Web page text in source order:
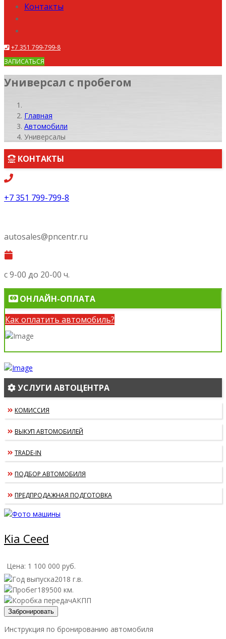
Контакты
+7 351 799-799-8
ЗАПИСАТЬСЯ
Универсал с пробегом
Главная
Автомобили
Универсалы
КОНТАКТЫ
+7 351 799-799-8
autosales@pncentr.ru
с 9-00 до 20-00 ч.
ОНЛАЙН-ОПЛАТА
Как оплатить автомобиль?
УСЛУГИ АВТОЦЕНТРА
КОМИССИЯ
ВЫКУП АВТОМОБИЛЕЙ
TRADE-IN
ПОДБОР АВТОМОБИЛЯ
ПРЕДПРОДАЖНАЯ ПОДГОТОВКА
Kia Ceed
Цена: 1 100 000 руб.
2018 г.в.
189500 км.
АКПП
Забронировать
Инструкция по бронированию автомобиля